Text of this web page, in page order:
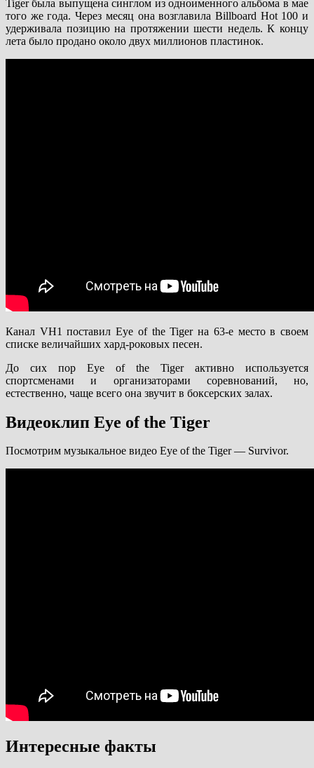
Tiger была выпущена синглом из одноименного альбома в мае
того же года. Через месяц она возглавила Billboard Hot 100 и
удерживала позицию на протяжении шести недель. К концу
лета было продано около двух миллионов пластинок.
Канал VH1 поставил Eye of the Tiger на 63-е место в своем
списке величайших хард-роковых песен.
До сих пор Eye of the Tiger активно используется
спортсменами и организаторами соревнований, но,
естественно, чаще всего она звучит в боксерских залах.
Видеоклип Eye of the Tiger
Посмотрим музыкальное видео Eye of the Tiger — Survivor.
Интересные факты